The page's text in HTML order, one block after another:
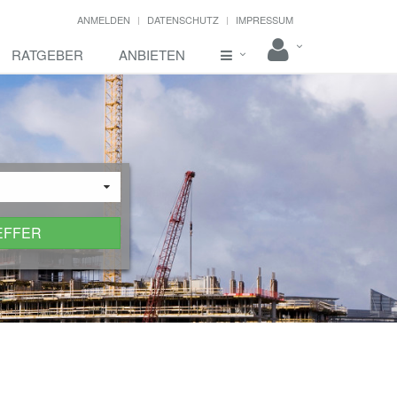
ANMELDEN DATENSCHUTZ IMPRESSUM
RATGEBER ANBIETEN